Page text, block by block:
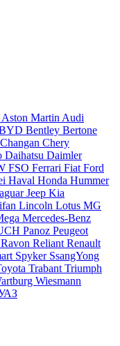
Aston Martin Audi
Bentley Bertone
Changan Chery
Daihatsu Daimler
FSO Ferrari Fiat Ford
Haval Honda Hummer
Jeep Kia
Lincoln Lotus MG
Mercedes-Benz
Panoz Peugeot
Ravon Reliant Renault
Spyker SsangYong
Trabant Triumph
Wiesmann